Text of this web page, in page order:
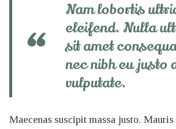
Nam lobortis
eleifend. Nulla
sit amet
nec nibh eu justo
vulputate.
Maecenas suscipit massa justo.